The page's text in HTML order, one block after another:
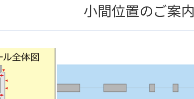
小間位置のご案内